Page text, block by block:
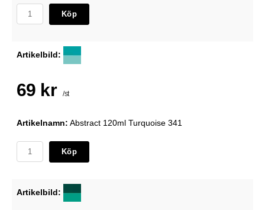
Köp
Artikelbild:
69 kr /st
Artikelnamn: Abstract 120ml Turquoise 341
Köp
Artikelbild: